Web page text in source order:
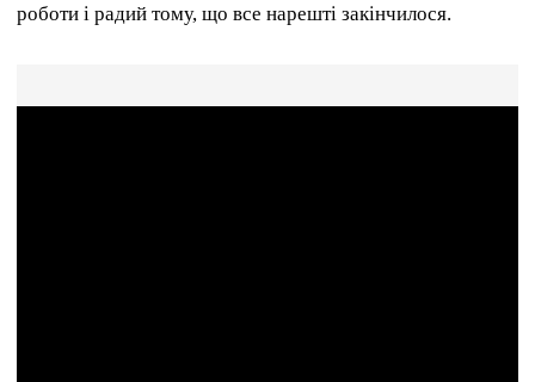
роботи і радий тому, що все нарешті закінчилося.